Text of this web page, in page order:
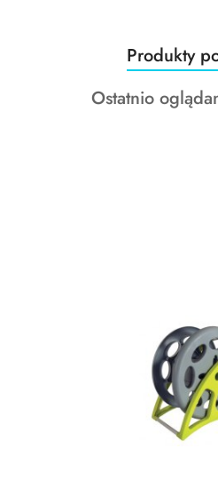
Pomiń karuzelęProdukty
o
statusie:
Produkty
Produkty
Ostatnio